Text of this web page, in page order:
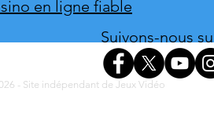
en ligne fiable
Suivons-nous
- Site indépendant de Jeux Vidéo